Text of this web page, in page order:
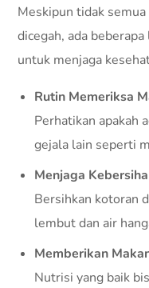
Meskipun tidak
dicegah, ada
untuk menjaga
Rutin Memeriksa
Perhatikan apakah
gejala lain seperti
Menjaga
Bersihkan kotoran
lembut dan air
Memberikan
Nutrisi yang baik